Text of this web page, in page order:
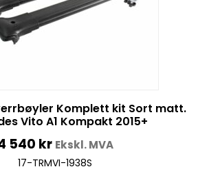
Komplett kit Sort matt.
Vito A1 Kompakt 2015+
540 kr Ekskl. MVA
17-TRMVI-1938S